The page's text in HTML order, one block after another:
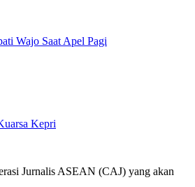
Wajo Saat Apel Pagi
Kepri